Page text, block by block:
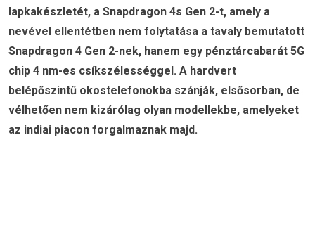
lapkakészletét, a Snapdragon 4s Gen 2-t, amely a
nevével ellentétben nem folytatása a tavaly bemutatott
Snapdragon 4 Gen 2-nek, hanem egy pénztárcabarát 5G
chip 4 nm-es csíkszélességgel. A hardvert
belépőszintű okostelefonokba szánják, elsősorban, de
vélhetően nem kizárólag olyan modellekbe, amelyeket
az indiai piacon forgalmaznak majd.